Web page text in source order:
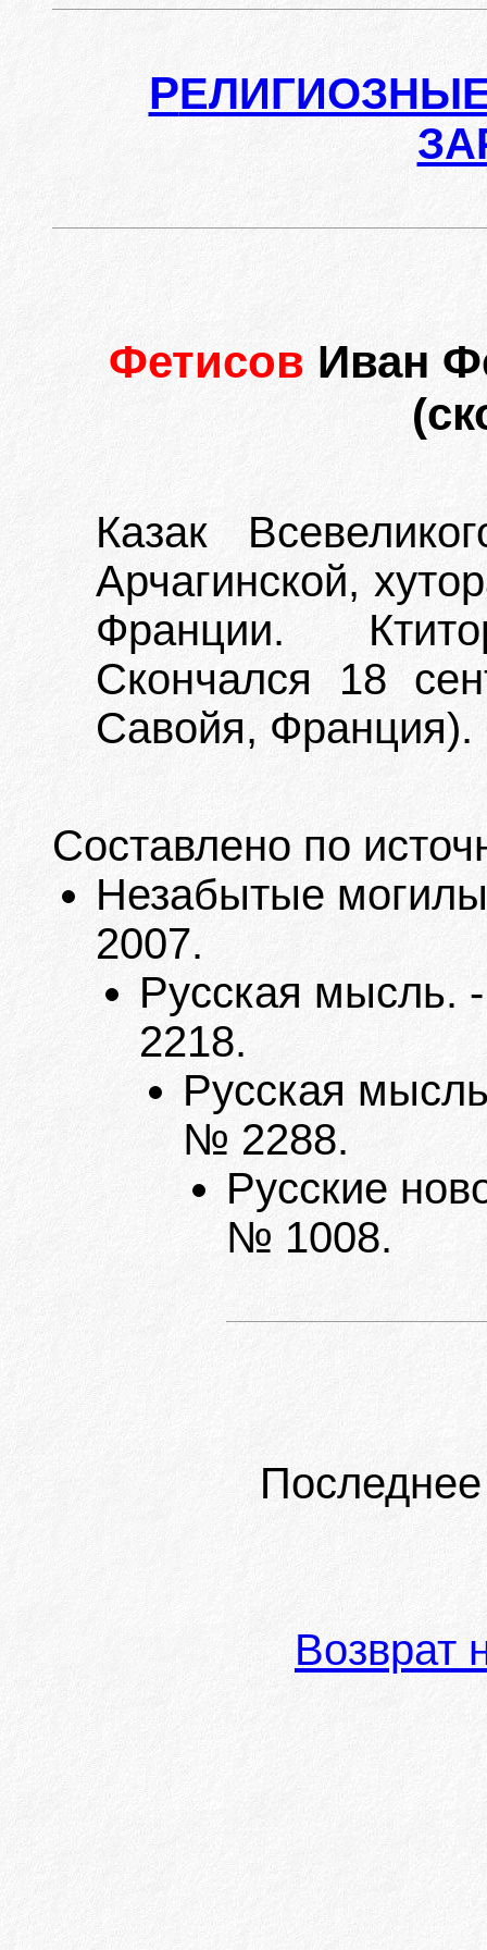
Р
Фетисов Иван
Казак
Арчагинской,
Франции.
Скончался 18
Савойя, Франция).
Составлено по
Незабытые
2007.
Русская мысль.
2218.
Русская
№ 2288.
Русские
№ 1008.
Возврат